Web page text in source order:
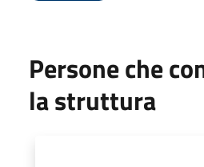
Persone che
la struttura